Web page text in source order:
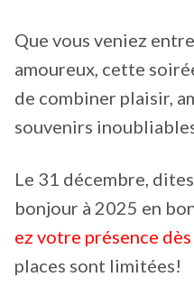
Que vous veniez
amoureux, cette
de combiner plaisir,
souvenirs
Le 31 décembre,
bonjour à 2025 en
ez votre présence
places sont limitées!